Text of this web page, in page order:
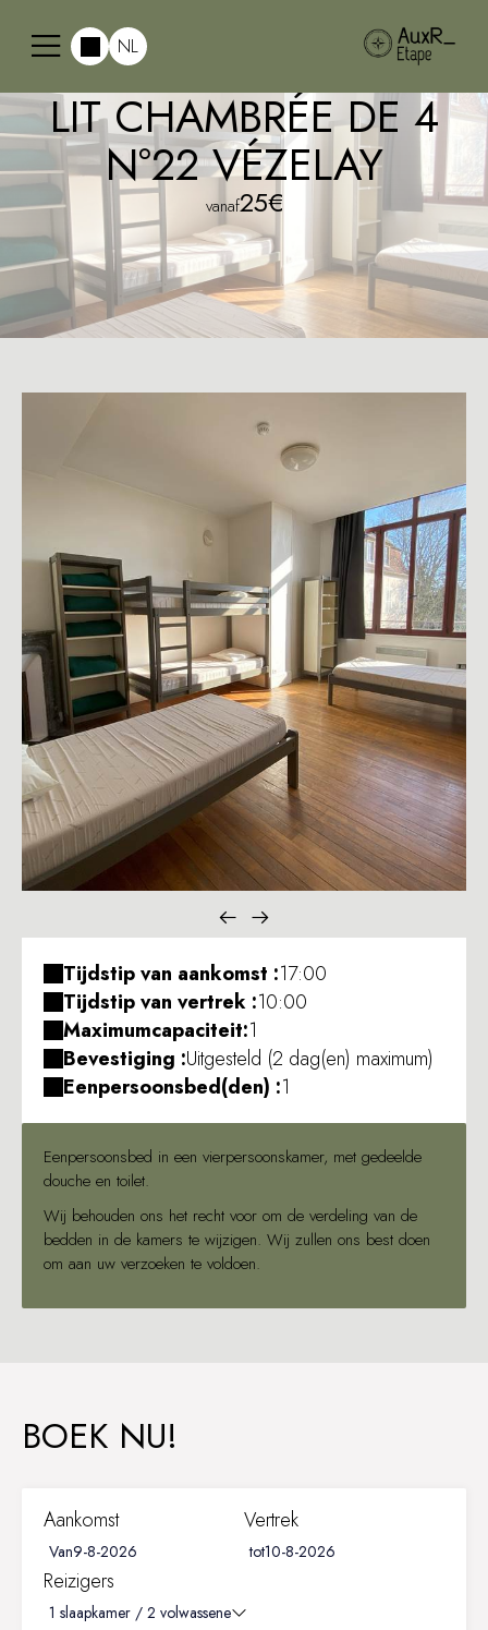
NL
LIT CHAMBRÉE DE 4
N°22 VÉZELAY
vanaf25€
Tijdstip van aankomst :17:00
Tijdstip van vertrek :10:00
Maximumcapaciteit:1
Bevestiging :Uitgesteld (2 dag(en) maximum)
Eenpersoonsbed(den) :1
Eenpersoonsbed in een vierpersoonskamer, met gedeelde
douche en toilet.
Wij behouden ons het recht voor om de verdeling van de
bedden in de kamers te wijzigen. Wij zullen ons best doen
om aan uw verzoeken te voldoen.
BOEK NU!
Aankomst
Van
Vertrek
tot
Reizigers
1 slaapkamer / 2 volwassene